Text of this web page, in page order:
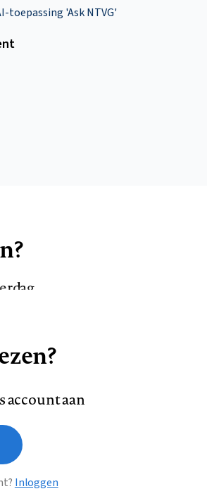
toepassing 'Ask NTVG'
About us
cookies
account aan
Inloggen